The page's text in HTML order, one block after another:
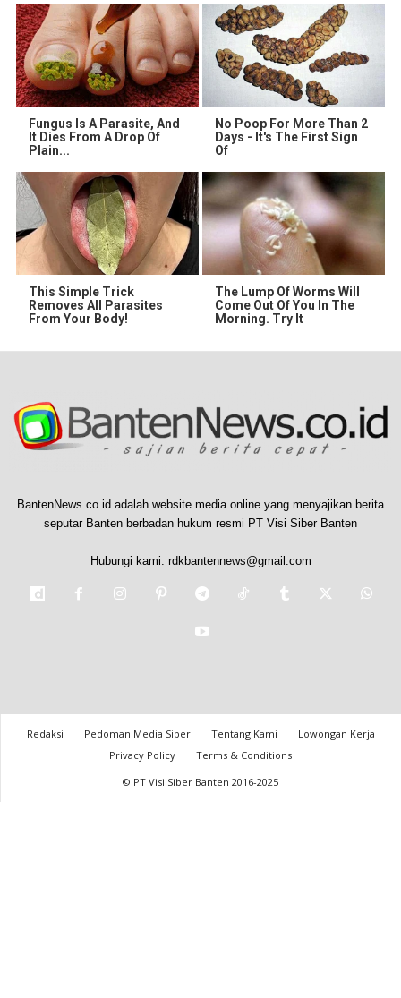
Fungus Is A Parasite, And
It Dies From A Drop Of
Plain...
No Poop For More Than 2
Days - It's The First Sign
Of
This Simple Trick
Removes All Parasites
From Your Body!
The Lump Of Worms Will
Come Out Of You In The
Morning. Try It
BantenNews.co.id adalah website media online yang menyajikan berita
seputar Banten berbadan hukum resmi PT Visi Siber Banten
Hubungi kami: rdkbantennews@gmail.com
Redaksi Pedoman Media Siber Tentang Kami
Lowongan Kerja
Privacy Policy
Terms & Conditions
© PT Visi Siber Banten 2016-2025